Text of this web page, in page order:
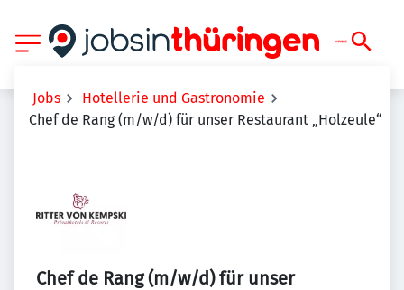
Jobs
Hotellerie und Gastronomie
Chef de Rang (m/w/d) für unser Restaurant „Holzeule“
Chef de Rang (m/w/d) für unser